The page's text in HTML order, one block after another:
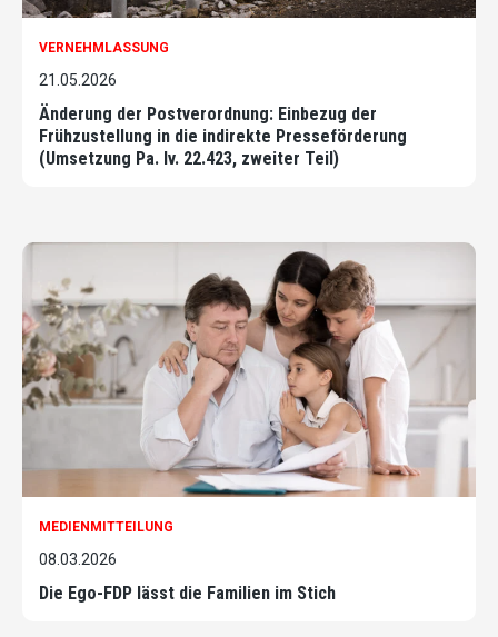
VERNEHMLASSUNG
21.05.2026
Änderung der Postverordnung: Einbezug der
Frühzustellung in die indirekte Presseförderung
(Umsetzung Pa. Iv. 22.423, zweiter Teil)
MEDIENMITTEILUNG
08.03.2026
Die Ego-FDP lässt die Familien im Stich